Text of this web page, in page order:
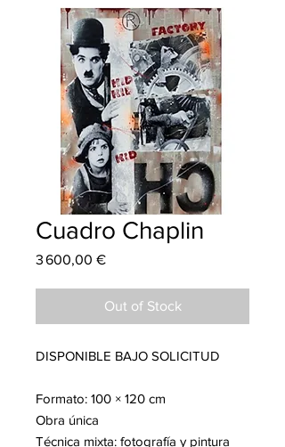
Cuadro Chaplin
3 600,00 €Price
Out of Stock
DISPONIBLE BAJO SOLICITUD
Formato: 100 × 120 cm
Obra única
Técnica mixta: fotografía y pintura